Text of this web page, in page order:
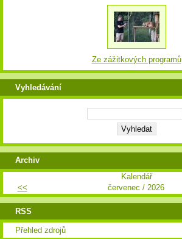
Ze zážitkových programů
Vyhledávání
Archiv
Kalendář
<<
červenec / 2026
RSS
Přehled zdrojů